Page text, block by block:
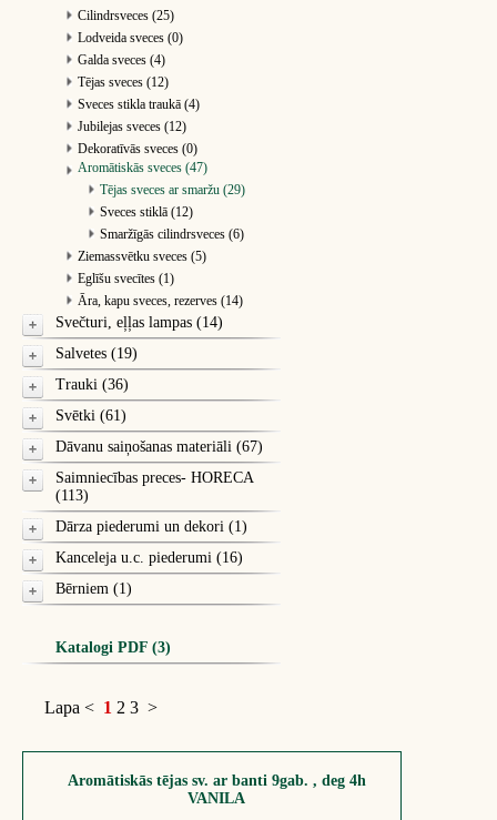
Cilindrsveces (25)
Lodveida sveces (0)
Galda sveces (4)
Tējas sveces (12)
Sveces stikla traukā (4)
Jubilejas sveces (12)
Dekoratīvās sveces (0)
Aromātiskās sveces (47)
Tējas sveces ar smaržu (29)
Sveces stiklā (12)
Smaržīgās cilindrsveces (6)
Ziemassvētku sveces (5)
Eglīšu svecītes (1)
Āra, kapu sveces, rezerves (14)
Svečturi, eļļas lampas (14)
Salvetes (19)
Trauki (36)
Svētki (61)
Dāvanu saiņošanas materiāli (67)
Saimniecības preces- HORECA
(113)
Dārza piederumi un dekori (1)
Kanceleja u.c. piederumi (16)
Bērniem (1)
Katalogi PDF (3)
Lapa < 1 2 3 >
Aromātiskās tējas sv. ar banti 9gab. , deg 4h
VANILA